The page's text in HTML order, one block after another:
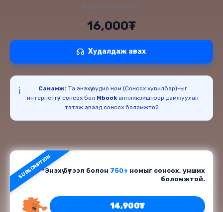
Аудио хувилбар:
16,000₮
Худалдаж авах
ℹ️ Санамж: Та энэхүү аудио ном (Сонсох хувилбар)-ыг
интернетгүй сонсох бол Mbookаппликэйшнээр дамжуулан
татаж аваад сонсох боломжтой.
SUBSCRIPTION*Энэхүү бүтээл болон 750+ номыг сонсох, унших
боломжтой.
14,900₮